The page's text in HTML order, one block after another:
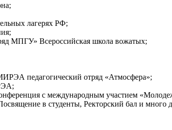
лагерях РФ;
МПГУ» Всероссийская школа вожатых;
педагогический отряд «Атмосфера»;
с международным участием
в студенты, Ректорский бал и много